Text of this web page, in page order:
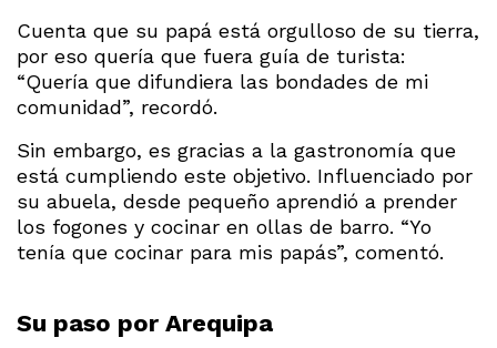
Cuenta que su papá está orgulloso de su tierra,
por eso quería que fuera guía de turista:
“Quería que difundiera las bondades de mi
comunidad”, recordó.
Sin embargo, es gracias a la gastronomía que
está cumpliendo este objetivo. Influenciado por
su abuela, desde pequeño aprendió a prender
los fogones y cocinar en ollas de barro. “Yo
tenía que cocinar para mis papás”, comentó.
Su paso por Arequipa